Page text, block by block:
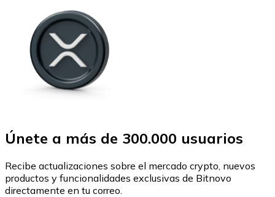
Únete a más de 300.000 usuarios
Recibe actualizaciones sobre el mercado crypto, nuevos
productos y funcionalidades exclusivas de Bitnovo
directamente en tu correo.